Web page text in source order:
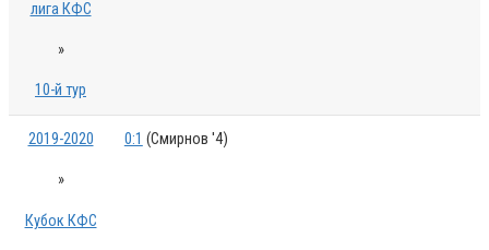
лига КФС
»
10-й тур
2019-2020
»
Кубок КФС
0:1 (Смирнов '4)